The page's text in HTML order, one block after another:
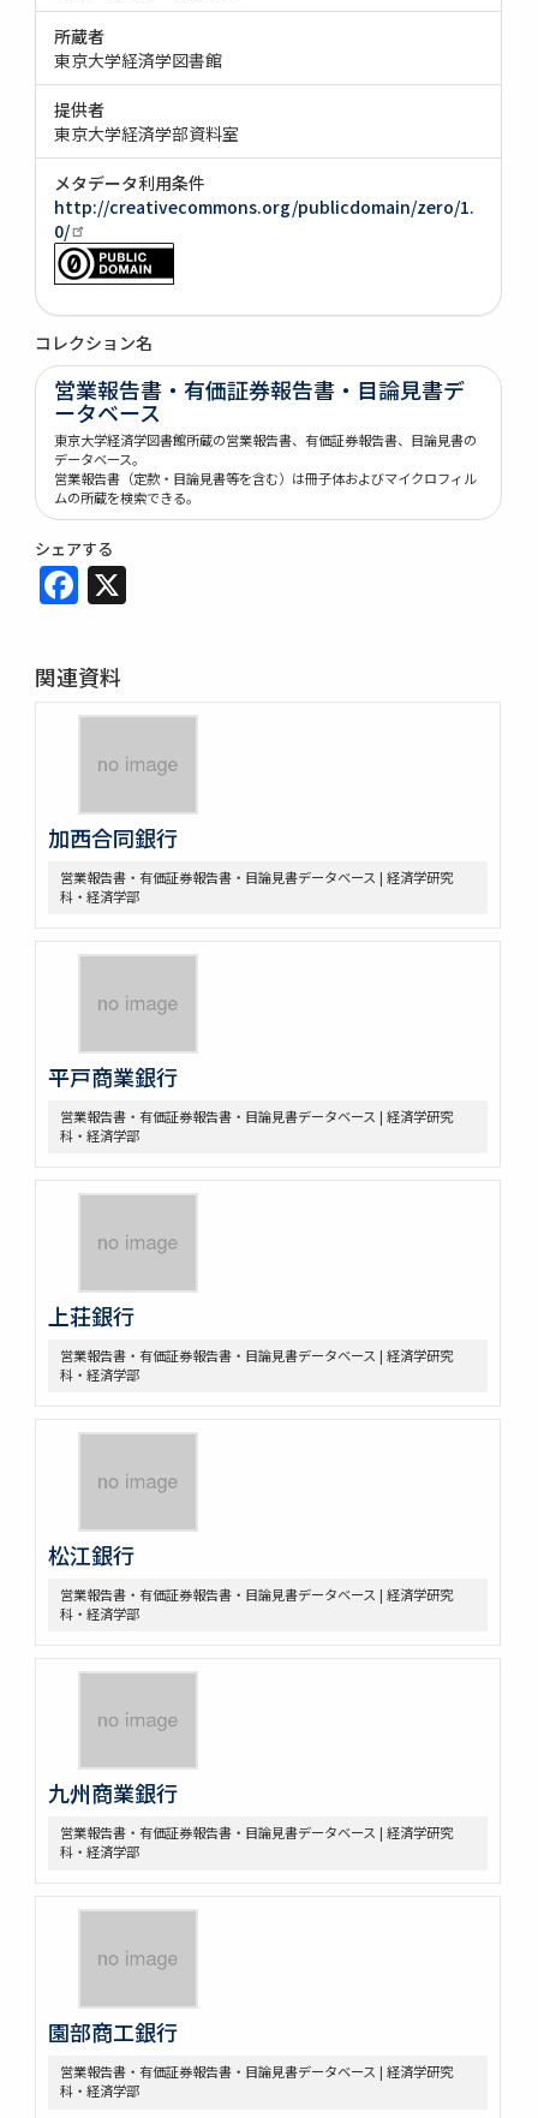
所蔵者
東京大学経済学図書館
提供者
東京大学経済学部資料室
メタデータ利用条件
http://creativecommons.org/publicdomain/zero/1.
0/
コレクション名
営業報告書・有価証券報告書・目論見書デ
ータベース
東京大学経済学図書館所蔵の営業報告書、有価証券報告書、目論見書の
データベース。
営業報告書（定款・目論見書等を含む）は冊子体およびマイクロフィル
ムの所蔵を検索できる。
シェアする
Facebook
関連資料
加西合同銀行
営業報告書・有価証券報告書・目論見書データベース | 経済学研究
科・経済学部
平戸商業銀行
営業報告書・有価証券報告書・目論見書データベース | 経済学研究
科・経済学部
上荘銀行
営業報告書・有価証券報告書・目論見書データベース | 経済学研究
科・経済学部
松江銀行
営業報告書・有価証券報告書・目論見書データベース | 経済学研究
科・経済学部
九州商業銀行
営業報告書・有価証券報告書・目論見書データベース | 経済学研究
科・経済学部
園部商工銀行
営業報告書・有価証券報告書・目論見書データベース | 経済学研究
科・経済学部